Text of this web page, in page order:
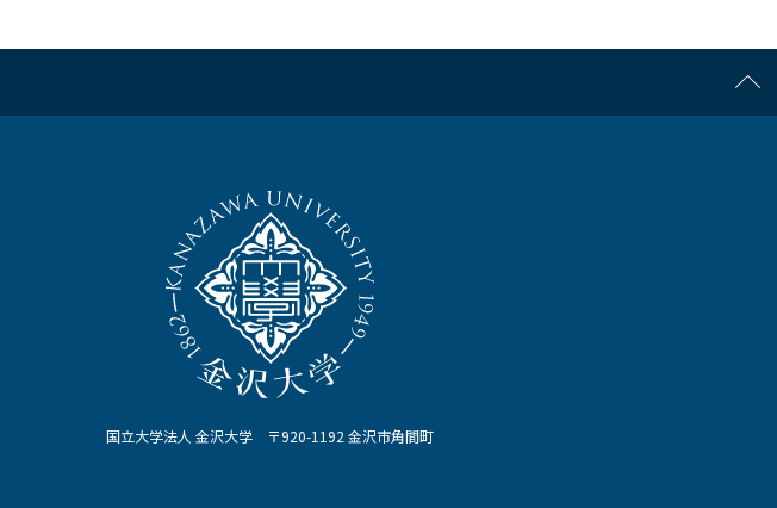
国立大学法人 金沢大学 〒920-1192 金沢市角間町